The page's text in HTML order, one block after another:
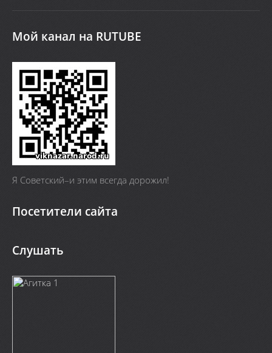
Мой канал на RUTUBE
Я Cоветский–и этим всегда дорожил!
Посетители сайта
Слушать